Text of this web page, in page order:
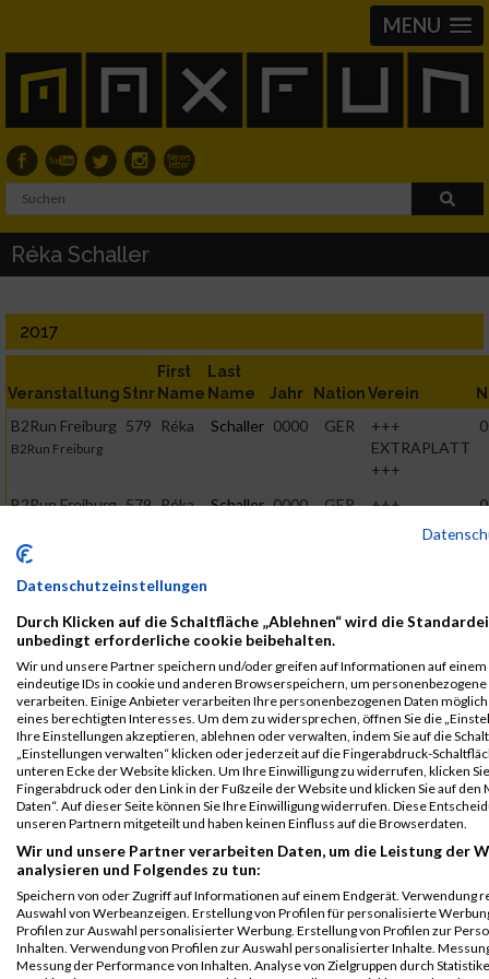
MENU
Réka Schaller
2017
Veranstaltung Stnr
First
Name
Last
Name
Jahr NationVerein
B2Run Freiburg
B2Run Freiburg
579 Réka Schaller 0000 GER
+++
EXTRAPLATT
+++
B2Run Freiburg
weiblich
579 Réka Schaller 0000 GER
+++
EXTRAPLATT
B2Run Freiburg
mixed
579 Réka
+++
B2Run Freiburg
Teamwertung
weiblich
579 Réka Schaller 0000 GER
+++
EXTRAPLATT
+++
Legende:
GPos = Geschlechter Position, KPos = Kategorie Position, TPos =
Team Position, DNS = Did not start, DNF = Did not finish, DQ =
Disqualifiziert
Datenschutzeinstellungen
Durch Klicken auf die Schaltfläche „Ablehnen“ wird die
unbedingt erforderliche cookie beibehalten.
Wir und unsere Partner speichern und/oder greifen auf Informationen auf einem
eindeutige IDs in cookie und anderen Browserspeichern, um personenbezogene
verarbeiten. Einige Anbieter verarbeiten Ihre personenbezogenen Daten
eines berechtigten Interesses. Um dem zu widersprechen, öffnen Sie die
Ihre Einstellungen akzeptieren, ablehnen oder verwalten, indem Sie auf die
„Einstellungen verwalten“ klicken oder jederzeit auf die Fingerabdruck-
unteren Ecke der Website klicken. Um Ihre Einwilligung zu widerrufen, klicken
Fingerabdruck oder den Link in der Fußzeile der Website und klicken Sie auf den
Daten“. Auf dieser Seite können Sie Ihre Einwilligung widerrufen. Diese
unseren Partnern mitgeteilt und haben keinen Einfluss auf die Browserdaten.
Wir und unsere Partner verarbeiten Daten, um die Leistung der
analysieren und Folgendes zu tun:
Speichern von oder Zugriff auf Informationen auf einem Endgerät. Verwendung
Auswahl von Werbeanzeigen. Erstellung von Profilen für personalisierte
Profilen zur Auswahl personalisierter Werbung. Erstellung von Profilen zur
Inhalten. Verwendung von Profilen zur Auswahl personalisierter Inhalte.
Messung der Performance von Inhalten. Analyse von Zielgruppen durch